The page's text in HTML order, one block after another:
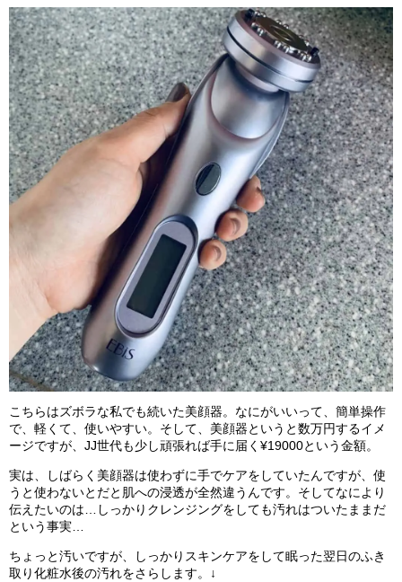
こちらはズボラな私でも続いた美顔器。なにがいいって、簡単操作
で、軽くて、使いやすい。そして、美顔器というと数万円するイメ
ージですが、JJ世代も少し頑張れば手に届く¥19000という金額。
実は、しばらく美顔器は使わずに手でケアをしていたんですが、使
うと使わないとだと肌への浸透が全然違うんです。そしてなにより
伝えたいのは…しっかりクレンジングをしても汚れはついたままだ
という事実…
ちょっと汚いですが、しっかりスキンケアをして眠った翌日のふき
取り化粧水後の汚れをさらします。↓